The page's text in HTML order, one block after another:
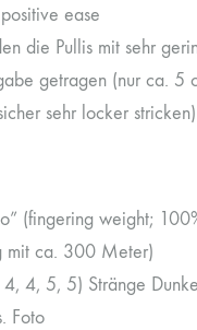
ease
die Pullis mit sehr
getragen (nur ca. 5
sehr locker stricken)
(fingering weight;
mit ca. 300 Meter)
4, 5, 5) Stränge
Foto